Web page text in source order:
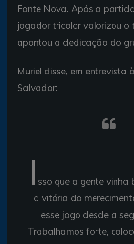
Fonte Nova. Após a
jogador tricolor valorizou o
apontou a dedicação do
Muriel disse, em entrevista
Salvador:
I sso que a gente vinha
a vitória do
esse jogo desde a
Trabalhamos forte,